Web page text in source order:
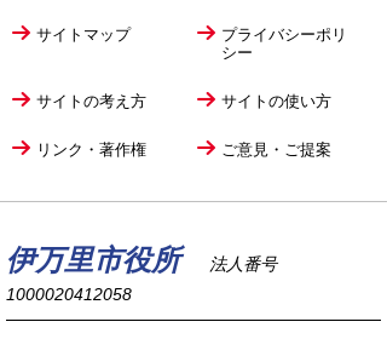
サイトマップ
プライバシーポリ
シー
サイトの考え方 サイトの使い方
リンク・著作権 ご意見・ご提案
伊万里市役所
法人番号
1000020412058